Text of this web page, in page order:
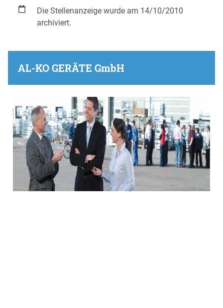
Die Stellenanzeige wurde am 14/10/2010
archiviert.
AL-KO GERÄTE GmbH